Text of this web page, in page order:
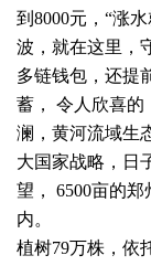
到8000元，“涨
波，就在这里，
多链钱包，还提
蓄， 令人欣喜的
澜，黄河流域生
大国家战略，日
望， 6500亩的
内。
植树79万株，依